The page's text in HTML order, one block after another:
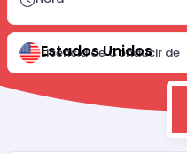
Licencia de Conducir de
Estados Unidos